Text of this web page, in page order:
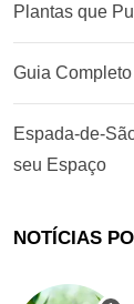
Plantas que
Guia
Espada-de-
seu Espaço
NOTÍCIAS